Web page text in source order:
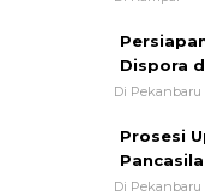
Dispora
Tinjau
Di Pekanbaru
Prosesi
Di Pekanbaru